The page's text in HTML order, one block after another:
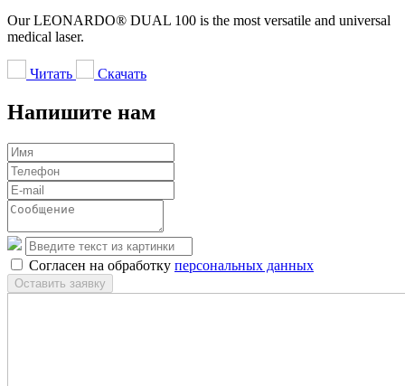
Our LEONARDO® DUAL 100 is the most versatile and universal
medical laser.
Читать Скачать
Напишите нам
Согласен на обработку персональных данных
Оставить заявку